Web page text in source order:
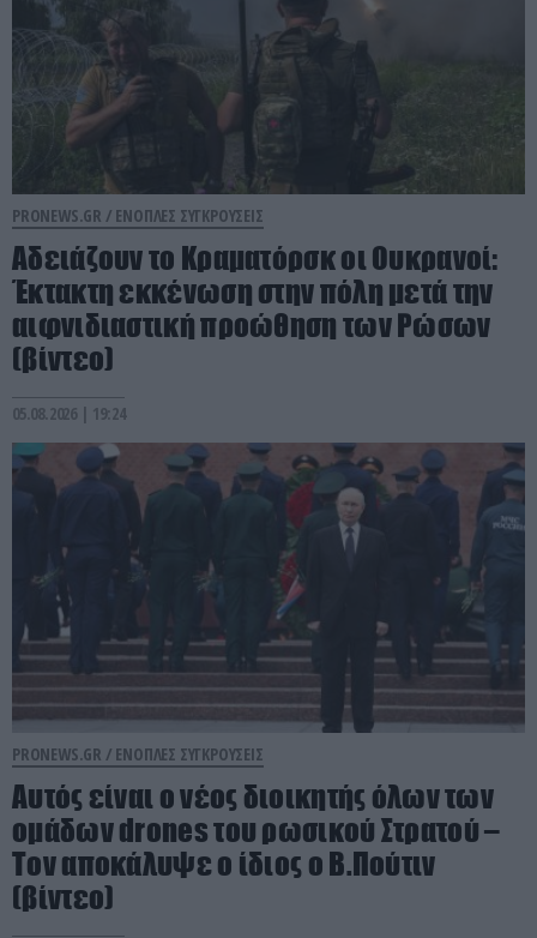
PRONEWS.GR / ΕΝΟΠΛΕΣ ΣΥΓΚΡΟΥΣΕΙΣ
Αδειάζουν το Κραματόρσκ οι Ουκρανοί:
Έκτακτη εκκένωση στην πόλη μετά την
αιφνιδιαστική προώθηση των Ρώσων
(βίντεο)
05.08.2026 | 19:24
PRONEWS.GR / ΕΝΟΠΛΕΣ ΣΥΓΚΡΟΥΣΕΙΣ
Αυτός είναι ο νέος διοικητής όλων των
ομάδων drones του ρωσικού Στρατού –
Τον αποκάλυψε ο ίδιος ο Β.Πούτιν
(βίντεο)